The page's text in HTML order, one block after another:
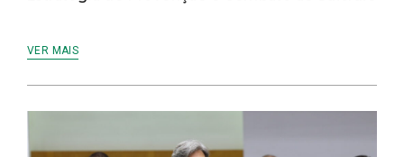
VER MAIS